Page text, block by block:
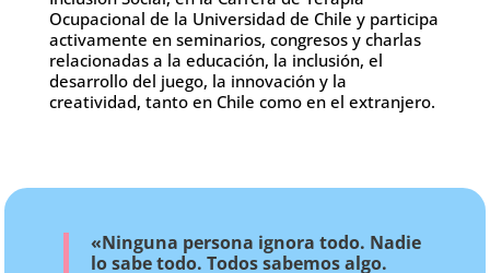
Ocupacional de la Universidad de Chile y participa
activamente en seminarios, congresos y charlas
relacionadas a la educación, la inclusión, el
desarrollo del juego, la innovación y la
creatividad, tanto en Chile como en el extranjero.
«Ninguna persona ignora todo. Nadie
lo sabe todo. Todos sabemos algo.